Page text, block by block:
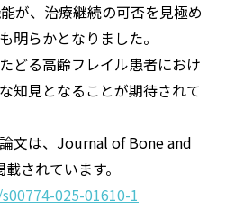
が、治療継続の可否を見極め
明らかとなりました。
どる高齢フレイル患者におけ
知見となることが期待されて
文は、Journal of Bone and
されています。
025-01610-1